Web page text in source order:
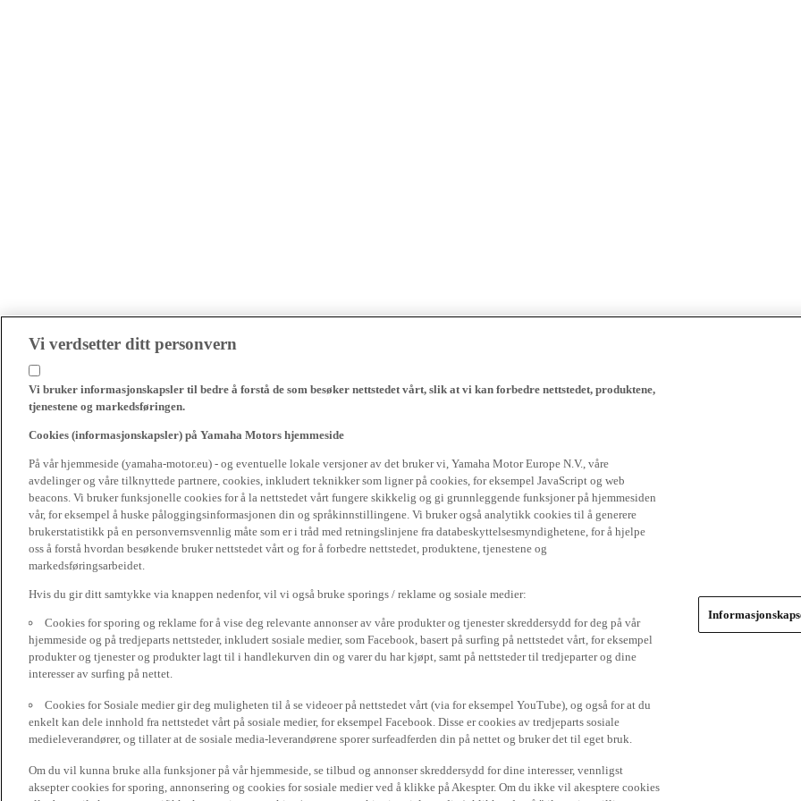
Vi verdsetter ditt personvern
Vi bruker informasjonskapsler til bedre å forstå de som besøker nettstedet vårt, slik at vi kan forbedre nettstedet, produktene,
tjenestene og markedsføringen.
Cookies (informasjonskapsler) på Yamaha Motors hjemmeside
På vår hjemmeside (yamaha-motor.eu) - og eventuelle lokale versjoner av det bruker vi, Yamaha Motor Europe N.V., våre
avdelinger og våre tilknyttede partnere, cookies, inkludert teknikker som ligner på cookies, for eksempel JavaScript og web
beacons. Vi bruker funksjonelle cookies for å la nettstedet vårt fungere skikkelig og gi grunnleggende funksjoner på hjemmesiden
vår, for eksempel å huske påloggingsinformasjonen din og språkinnstillingene. Vi bruker også analytikk cookies til å generere
brukerstatistikk på en personvernsvennlig måte som er i tråd med retningslinjene fra databeskyttelsesmyndighetene, for å hjelpe
oss å forstå hvordan besøkende bruker nettstedet vårt og for å forbedre nettstedet, produktene, tjenestene og
markedsføringsarbeidet.
Hvis du gir ditt samtykke via knappen nedenfor, vil vi også bruke sporings / reklame og sosiale medier:
Cookies for sporing og reklame for å vise deg relevante annonser av våre produkter og tjenester skreddersydd for deg på vår
hjemmeside og på tredjeparts nettsteder, inkludert sosiale medier, som Facebook, basert på surfing på nettstedet vårt, for eksempel
produkter og tjenester og produkter lagt til i handlekurven din og varer du har kjøpt, samt på nettsteder til tredjeparter og dine
interesser av surfing på nettet.
Cookies for Sosiale medier gir deg muligheten til å se videoer på nettstedet vårt (via for eksempel YouTube), og også for at du
enkelt kan dele innhold fra nettstedet vårt på sosiale medier, for eksempel Facebook. Disse er cookies av tredjeparts sosiale
medieleverandører, og tillater at de sosiale media-leverandørene sporer surfeadferden din på nettet og bruker det til eget bruk.
Om du vil kunna bruke alla funksjoner på vår hjemmeside, se tilbud og annonser skreddersydd for dine interesser, vennligst
aksepter cookies for sporing, annonsering og cookies for sosiale medier ved å klikke på Akespter. Om du ikke vil akesptere cookies